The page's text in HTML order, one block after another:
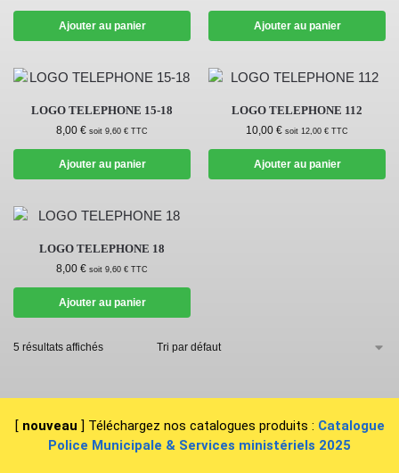
Ajouter au panier Ajouter au panier
LOGO TELEPHONE 15-18
8,00 € soit 9,60 € TTC
Ajouter au panier
LOGO TELEPHONE 112
10,00 € soit 12,00 € TTC
Ajouter au panier
LOGO TELEPHONE 18
8,00 € soit 9,60 € TTC
Ajouter au panier
5 résultats affichés
[ nouveau ] Téléchargez nos catalogues produits : Catalogue
Police Municipale & Services ministériels 2025